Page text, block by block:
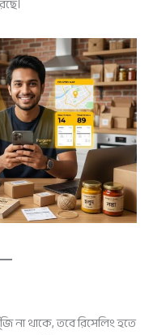
থাকে, তবে রিসেলিং হতে